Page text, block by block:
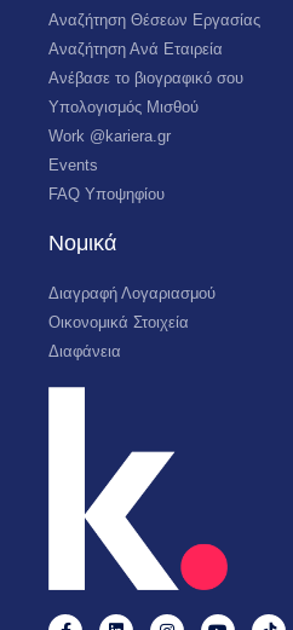
Αναζήτηση Θέσεων Εργασίας
Αναζήτηση Ανά Εταιρεία
Ανέβασε το βιογραφικό σου
Υπολογισμός Μισθού
Work @kariera.gr
Events
FAQ Υποψηφίου
Νομικά
Διαγραφή Λογαριασμού
Οικονομικά Στοιχεία
Διαφάνεια